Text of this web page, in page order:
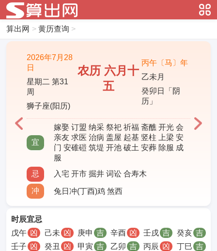
算出网 > 黄历查询 >
2026年7月28
日
星期二 第31
周
狮子座(阳历)
农历 六月十
五
丙午〔马〕年
乙未月
癸卯日「阴
历」
宜
嫁娶 订盟 纳采 祭祀 祈福 斋醮 开光 会
亲友 求医 治病 盖屋 起基 竖柱 上梁 安
门 安碓磑 筑堤 开池 破土 安葬 除服 成
服
忌
入宅 开市 掘井 词讼 合寿木
冲 兔日冲(丁酉)鸡 煞西
时辰宜忌
壬子 凶 癸丑 凶 甲寅 吉 乙卯 吉 丙辰 凶 丁巳 吉
戊午 凶 己未 凶 庚申 吉 辛酉 凶 壬戌 吉 癸亥 吉